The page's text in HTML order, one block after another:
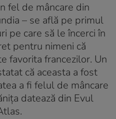
fel de mâncare din
– se află pe primul
pe care să le încerci în
pentru nimeni că
favorita francezilor. Un
că aceasta a fost
a fi felul de mâncare
datează din Evul